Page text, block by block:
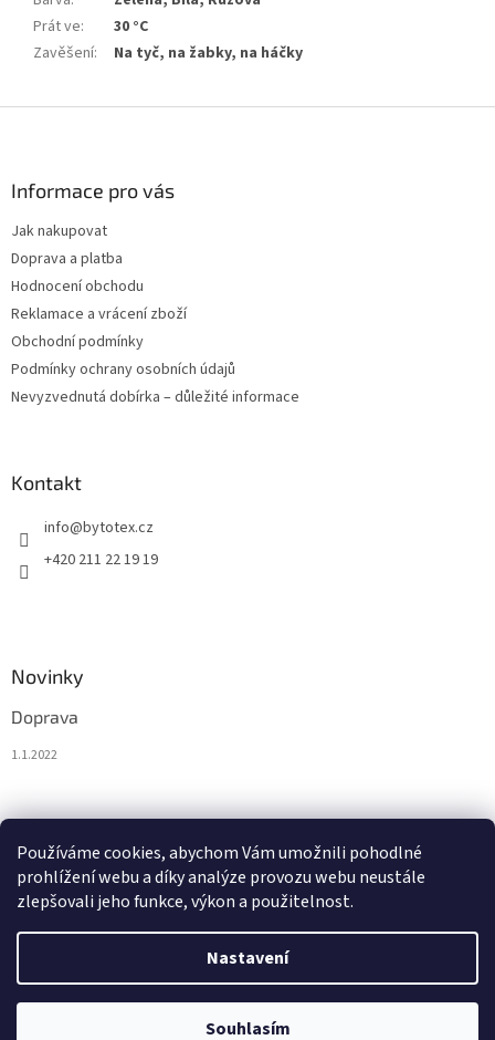
Používáme cookies, abychom Vám umožnili pohodlné
prohlížení webu a díky analýze provozu webu neustále
zlepšovali jeho funkce, výkon a použitelnost.
Nastavení
Souhlasím
Prát ve:
30 °C
Zavěšení: Na tyč, na žabky, na háčky
Informace pro vás
Jak nakupovat
Doprava a platba
Hodnocení obchodu
Reklamace a vrácení zboží
Obchodní podmínky
Podmínky ochrany osobních údajů
Nevyzvednutá dobírka – důležité informace
Kontakt
info@bytotex.cz
+420 211 22 19 19
Novinky
Doprava
1.1.2022
0KS /0 KČ
Vytvořil Shoptet
BytoTex.cz. Všechna práva vyhrazena.